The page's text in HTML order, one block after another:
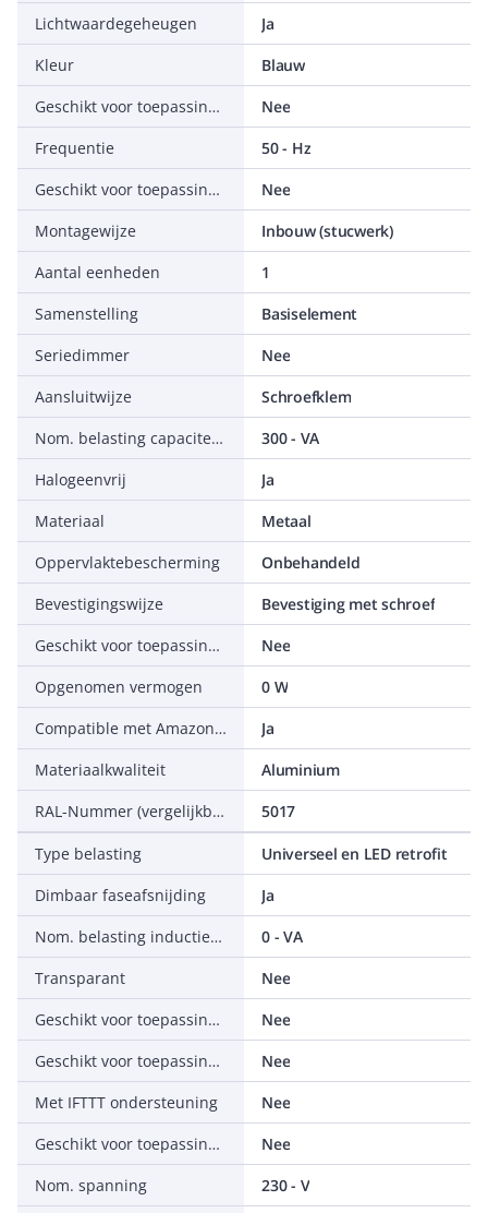
Lichtwaardegeheugen
Ja
Kleur
Blauw
Geschikt voor toepassing met drukker
Nee
Frequentie
50 - Hz
Geschikt voor toepassing met RF-drukker
Nee
Montagewijze
Inbouw (stucwerk)
Aantal eenheden
1
Samenstelling
Basiselement
Seriedimmer
Nee
Aansluitwijze
Schroefklem
Nom. belasting capaciteitsvermogen
300 - VA
Halogeenvrij
Ja
Materiaal
Metaal
Oppervlaktebescherming
Onbehandeld
Bevestigingswijze
Bevestiging met schroef
Geschikt voor toepassing met bewegingsmelder
Nee
Opgenomen vermogen
0 W
Compatible met Amazon Alexa
Ja
Materiaalkwaliteit
Aluminium
RAL-Nummer (vergelijkbaar)
5017
Type belasting
Universeel en LED retrofit
Dimbaar faseafsnijding
Ja
Nom. belasting inductiestroom
0 - VA
Transparant
Nee
Geschikt voor toepassing met aanwezigheidsmelder
Nee
Geschikt voor toepassing met tijdschakelaar/timer
Nee
Met IFTTT ondersteuning
Nee
Geschikt voor toepassing met IR-drukker
Nee
Nom. spanning
230 - V